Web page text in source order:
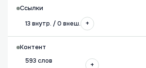
Ссылки
13 внутр. / 0 внеш.
+
Контент
593 слов
+